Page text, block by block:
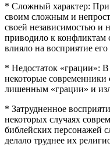
* Сложный характер:
своим сложным и
своей независимостью и
приводило к конфликтам
влияло на восприятие его
* Недостаток «грации»:
некоторые
лишенным «грации» и
* Затрудненное
некоторых случаях
библейских персонажей
делало труднее их